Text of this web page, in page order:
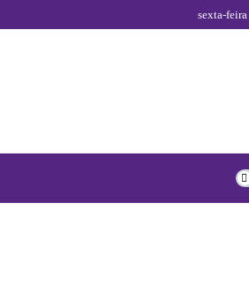
sexta-